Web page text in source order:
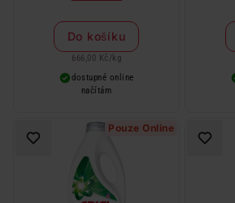
Do košíku
666,00 Kč / kg
dostupné online
načítám
Pouze Online